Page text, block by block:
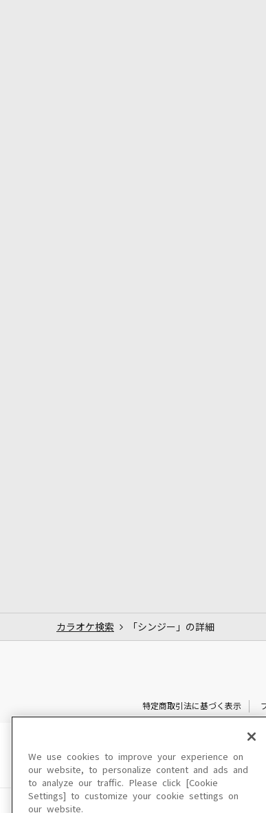
カラオケ検索 「シンジー」の詳細
特定商取引法に基づく表示
このサイトに掲載されている一
We use cookies to improve your experience on
our website, to personalize content and ads and
to analyze our traffic. Please click [Cookie
Settings] to customize your cookie settings on
our website.